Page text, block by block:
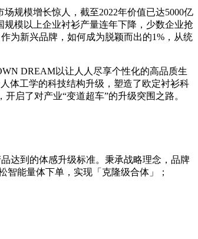
规模增长惊人，截至2022年价值已达5000亿
模以上企业衬衫产量连年下降，少数企业抢
为新兴品牌，如何成为脱颖而出的1%，从统
DREAM以让人人尽享个性化的高品质生
体工学的科技结构升级，塑造了欧定衬衫科
启了对产业“变道超车”的升级突围之路。
达到的体感升级标准。秉承战略理念，品牌
能量体下单，实现「克隆级合体」；